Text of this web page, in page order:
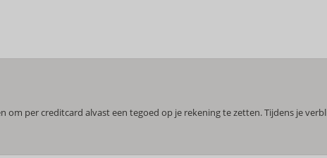
om per creditcard alvast een tegoed op je rekening te zetten. Tijdens je